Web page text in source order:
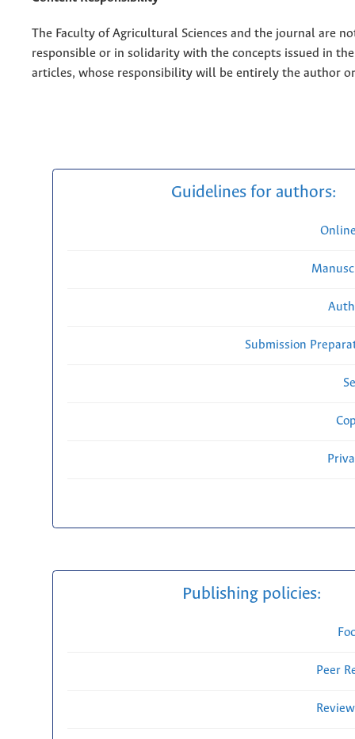
The Faculty of Agricultural Sciences and the journal are
responsible or in solidarity with the concepts issued in
articles, whose responsibility will be entirely the author
Guidelines for authors:
Submission
Publishing policies:
Peer